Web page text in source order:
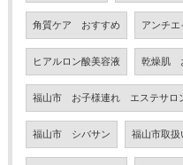
角質ケア おすすめ アンチエ
ヒアルロン酸美容液 乾燥肌
福山市 お子様連れ エステサロ
福山市 シバサン 福山市取